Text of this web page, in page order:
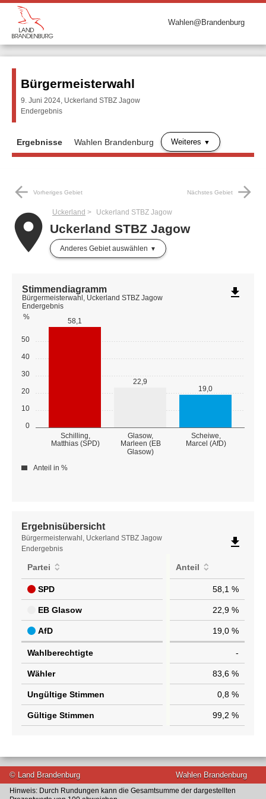
Wahlen@Brandenburg
Bürgermeisterwahl
9. Juni 2024, Uckerland STBZ Jagow
Endergebnis
Ergebnisse Wahlen Brandenburg Weiteres
arrow_back Vorheriges Gebiet Nächstes Gebiet arrow_forward
placeUckerland Uckerland STBZ Jagow
Uckerland STBZ Jagow
Anderes Gebiet auswählen
0
10
20
30
40
50
%
Schilling,
Matthias (SPD)
Glasow,
Marleen (EB
Glasow)
Scheiwe,
Marcel (AfD)
58,1
22,9
19,0
Stimmendiagramm
Bürgermeisterwahl, Uckerland STBZ Jagow
Endergebnis
Anteil in %
file_download
Ergebnisübersicht
Ergebnisübersicht
Bürgermeisterwahl, Uckerland STBZ Jagow
Endergebnis
file_download
Partei Anteil
SPD 58,1 %
EB Glasow 22,9 %
AfD 19,0 %
Wahlberechtigte -
Wähler 83,6 %
Ungültige Stimmen 0,8 %
Gültige Stimmen 99,2 %
© Land Brandenburg Wahlen Brandenburg
Hinweis: Durch Rundungen kann die Gesamtsumme der dargestellten